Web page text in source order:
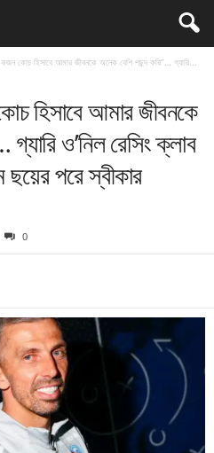
কোচ হিসাবে আমার জীবনকে অনেক বেশি পছন্দ করি”… গ্যারি...
হিসাবে আমার জীবনকে
ও’নিল রেসিং ক্লাব
ছয়ের পরে স্বীকার
0